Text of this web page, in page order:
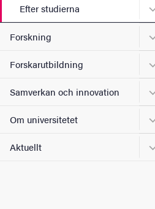
Efter studierna
Forskning
Forskarutbildning
Samverkan och innovation
Om universitetet
Aktuellt